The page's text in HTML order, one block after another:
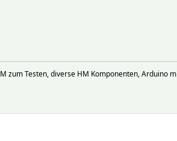
zum Testen, diverse HM Komponenten, Arduino